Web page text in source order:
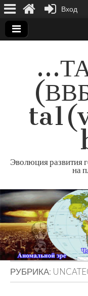
Эволюция развития
на
РУБРИКА:
Вход